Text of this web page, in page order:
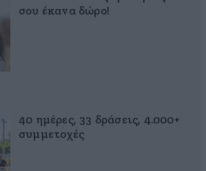
σου έκανα δώρο!
40 ημέρες, 33 δράσεις, 4.000+
συμμετοχές